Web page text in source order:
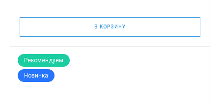
В КОРЗИНУ
Рекомендуем
Новинка